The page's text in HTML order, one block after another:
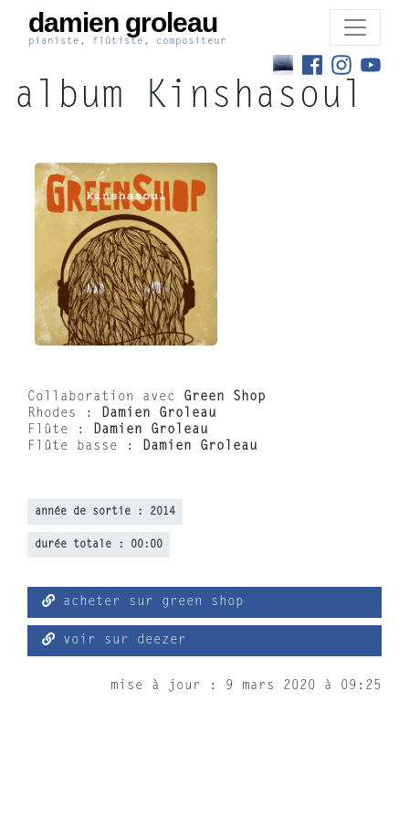
damien groleau
pianiste, flûtiste, compositeur
album Kinshasoul
Collaboration avec Green Shop
Rhodes : Damien Groleau
Flûte : Damien Groleau
Flûte basse : Damien Groleau
année de sortie : 2014
durée totale : 00:00
acheter sur green shop
voir sur deezer
mise à jour : 9 mars 2020 à 09:25